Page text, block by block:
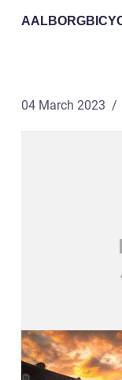
04 March 2023